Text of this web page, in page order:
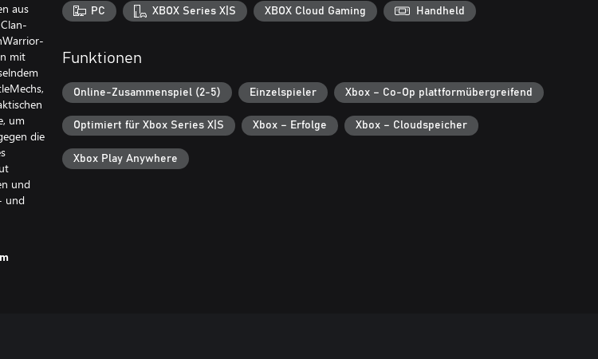
aus
mit
um
die
und
und
PC XBOX Series X|S XBOX Cloud Gaming Handheld
Funktionen
Online-Zusammenspiel (2-5) Einzelspieler Xbox – Co-Op plattformübergreifend
Optimiert für Xbox Series X|S Xbox – Erfolge Xbox – Cloudspeicher
Xbox Play Anywhere